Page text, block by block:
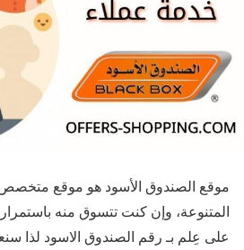
موقع الصندوق الأسود هو موقع متخصص
المتنوعة، وإن كنت تتسوق منه
على عِلم بـ رقم الصندوق الاسود لذا